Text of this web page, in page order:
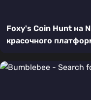
Foxy's Coin Hunt на
красочного